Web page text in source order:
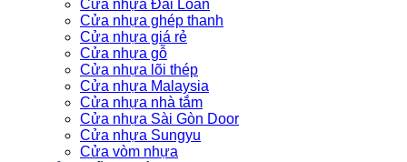
Cửa nhựa Đài Loan
Cửa nhựa ghép thanh
Cửa nhựa giá rẻ
Cửa nhựa gỗ
Cửa nhựa lõi thép
Cửa nhựa Malaysia
Cửa nhựa nhà tắm
Cửa nhựa Sài Gòn Door
Cửa nhựa Sungyu
Cửa vòm nhựa